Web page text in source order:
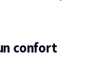
confort